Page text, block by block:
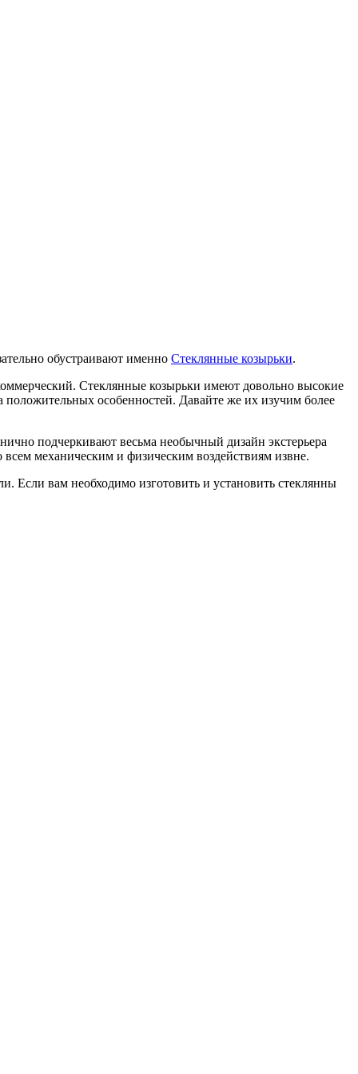
обустраивают именно Стеклянные козырьки.
Стеклянные козырьки имеют довольно высокие
особенностей. Давайте же их изучим более
подчеркивают весьма необычный дизайн экстерьера
механическим и физическим воздействиям извне.
Если вам необходимо изготовить и установить стеклянны